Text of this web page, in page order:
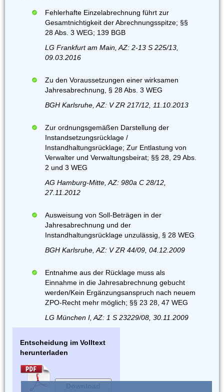
Fehlerhafte Einzelabrechnung führt zur
Gesamtnichtigkeit der Abrechnungsspitze; §§
28 Abs. 3 WEG; 139 BGB
LG Frankfurt am Main, AZ: 2-13 S 225/13,
09.03.2016
Zu den Voraussetzungen einer wirksamen
Jahresabrechnung, § 28 Abs. 3 WEG
BGH Karlsruhe, AZ: V ZR 217/12, 11.10.2013
Zur ordnungsgemäßen Darstellung der
Instandsetzungsrücklage /
Instandhaltungsrücklage; Zur Entlastung von
Verwalter und Verwaltungsbeirat; §§ 28, 29 Abs.
2 und 3 WEG
AG Hamburg-Mitte, AZ: 980a C 28/12,
27.11.2012
Ausweisung von Soll-Beträgen in der
Jahresabrechnung und der
Instandhaltungsrücklage unzulässig, § 28 WEG
BGH Karlsruhe, AZ: V ZR 44/09, 04.12.2009
Entnahme aus der Rücklage muss als
Einnahme in die Jahresabrechnung gebucht
werden/Kein Ergänzungsanspruch nach neuem
ZPO-Recht mehr möglich; §§ 23 28, 47 WEG
LG München I, AZ: 1 S 23229/08, 30.11.2009
Entscheidung im Volltext
herunterladen